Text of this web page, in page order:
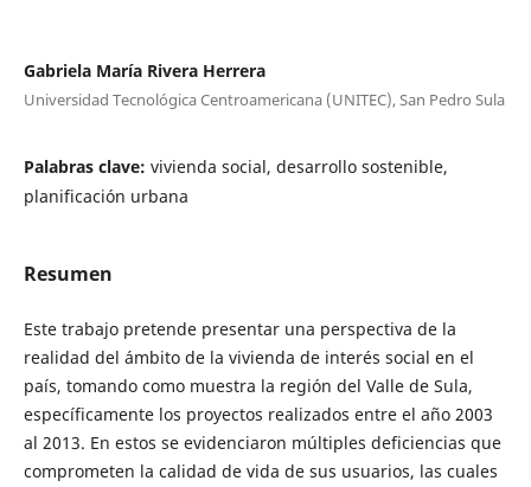
Gabriela María Rivera Herrera
Universidad Tecnológica Centroamericana (UNITEC), San Pedro Sula
Palabras clave: vivienda social, desarrollo sostenible,
planificación urbana
Resumen
Este trabajo pretende presentar una perspectiva de la
realidad del ámbito de la vivienda de interés social en el
país, tomando como muestra la región del Valle de Sula,
específicamente los proyectos realizados entre el año 2003
al 2013. En estos se evidenciaron múltiples deficiencias que
comprometen la calidad de vida de sus usuarios, las cuales